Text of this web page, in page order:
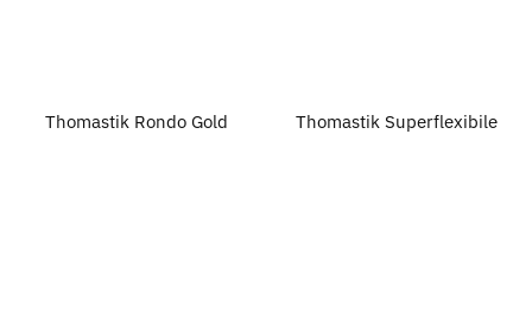
Thomastik Rondo Gold Thomastik Superflexibile